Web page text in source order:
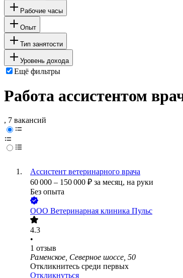
Рабочие часы
Опыт
Тип занятости
Уровень дохода
Ещё фильтры
Работа ассистентом
, 7 вакансий
Ассистент ветеринарного врача
60 000 – 150 000 ₽ за месяц, на руки
Без опыта
ООО Ветеринарная клиника Пульс
4.3
•
1 отзыв
Раменское, Северное шоссе, 50
Откликнитесь среди первых
Откликнуться